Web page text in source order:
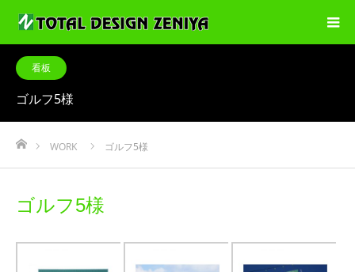
看板
ゴルフ5様
ホーム
WORK ゴルフ5様
ゴルフ5様